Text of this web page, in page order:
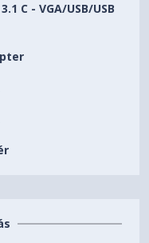
3.1 C - VGA/USB/USB